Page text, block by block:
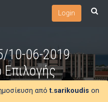
Login
10-06-2019
Επιλογής
απόt.sarikoudis on